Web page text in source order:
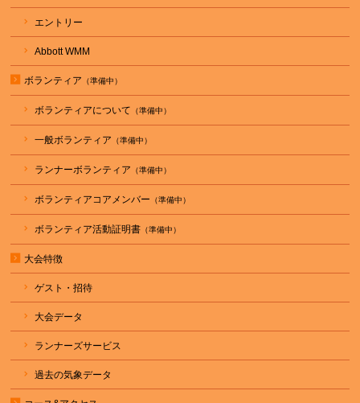
エントリー
Abbott WMM
ボランティア
ボランティアについて
一般ボランティア
ランナーボランティア
ボランティアコアメンバー
ボランティア活動証明書
大会特徴
ゲスト・招待
大会データ
ランナーズサービス
過去の気象データ